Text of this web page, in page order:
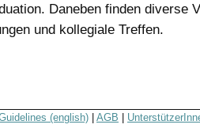
Daneben finden diverse
und kollegiale Treffen.
(english) AGB